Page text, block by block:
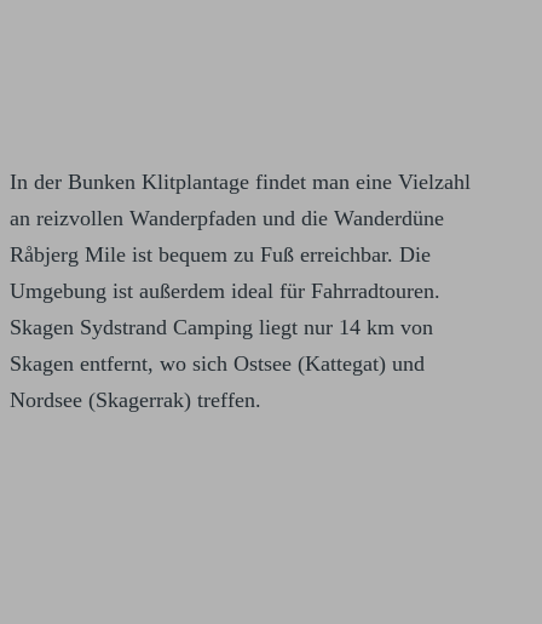
In der Bunken Klitplantage findet man eine Vielzahl
an reizvollen Wanderpfaden und die Wanderdüne
Råbjerg Mile ist bequem zu Fuß erreichbar. Die
Umgebung ist außerdem ideal für Fahrradtouren.
Skagen Sydstrand Camping liegt nur 14 km von
Skagen entfernt, wo sich Ostsee (Kattegat) und
Nordsee (Skagerrak) treffen.